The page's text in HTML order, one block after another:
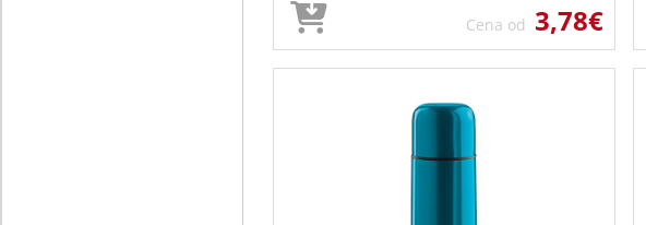
Cena od 3,78€